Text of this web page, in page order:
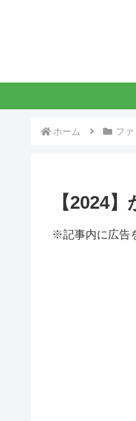
ホーム ファ
【2024
※記事内に広告